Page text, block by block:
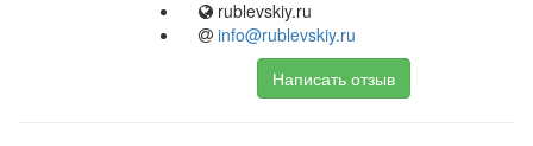
rublevskiy.ru
info@rublevskiy.ru
Написать отзыв